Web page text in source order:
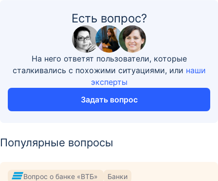
Есть вопрос?
На него ответят пользователи, которые
сталкивались с похожими ситуациями, или наши
эксперты
Задать вопрос
Популярные вопросы
Вопрос о банке «ВТБ» Банки